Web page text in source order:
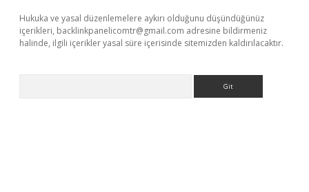
Hukuka ve yasal düzenlemelere aykırı olduğunu düşündüğünüz
içerikleri, backlinkpanelicomtr@gmail.com adresine bildirmeniz
halinde, ilgili içerikler yasal süre içerisinde sitemizden kaldırılacaktır.